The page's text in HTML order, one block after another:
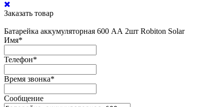
Заказать товар
Батарейка аккумуляторная 600 АА 2шт Robiton Solar
Имя*
Телефон*
Время звонка*
Сообщение